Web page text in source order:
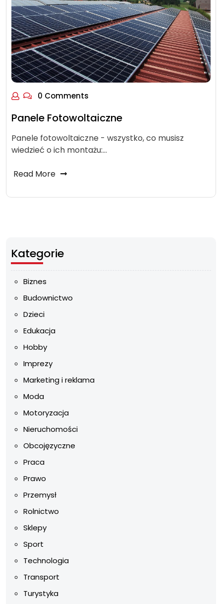
0 Comments
Panele Fotowoltaiczne
Panele fotowoltaiczne - wszystko, co musisz
wiedzieć o ich montażu:…
Read More
Kategorie
Biznes
Budownictwo
Dzieci
Edukacja
Hobby
Imprezy
Marketing i reklama
Moda
Motoryzacja
Nieruchomości
Obcojęzyczne
Praca
Prawo
Przemysł
Rolnictwo
Sklepy
Sport
Technologia
Transport
Turystyka